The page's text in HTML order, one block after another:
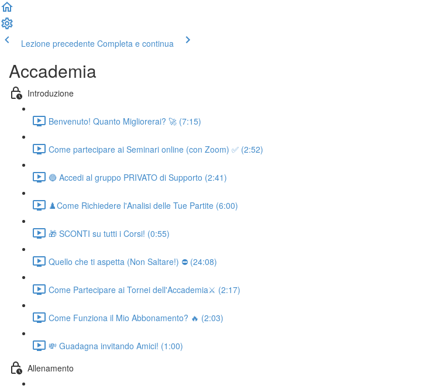
Lezione precedente Completa e continua
Accademia
Introduzione
Benvenuto! Quanto Migliorerai? 🚀 (7:15)
Come partecipare ai Seminari online (con Zoom) ✅ (2:52)
🔵 Accedi al gruppo PRIVATO di Supporto (2:41)
♟️Come Richiedere l'Analisi delle Tue Partite (6:00)
🎁 SCONTI su tutti i Corsi! (0:55)
Quello che ti aspetta (Non Saltare!) ⛔ (24:08)
Come Partecipare ai Tornei dell'Accademia⚔️ (2:17)
Come Funziona il Mio Abbonamento? 🔥 (2:03)
💸 Guadagna invitando Amici! (1:00)
Allenamento